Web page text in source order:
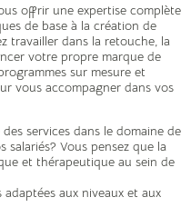
offrir une expertise complète
de base à la création de
travailler dans la retouche, la
votre propre marque de
sur mesure et
vous accompagner dans vos
services dans le domaine de
Vous pensez que la
et thérapeutique au sein de
aux niveaux et aux